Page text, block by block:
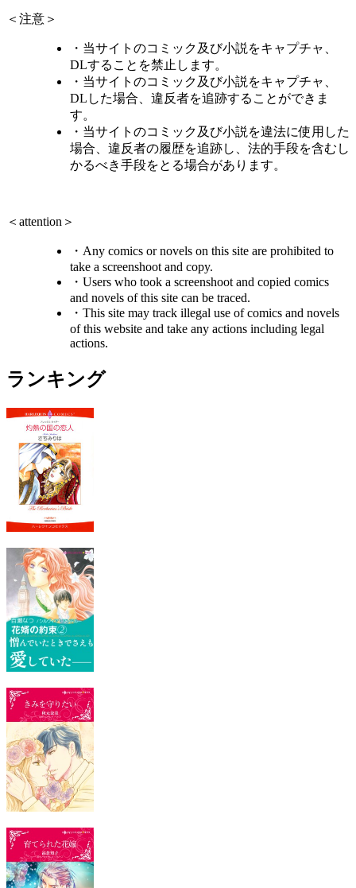
＜注意＞
・当サイトのコミック及び小説をキャプチャ、
DLすることを禁止します。
・当サイトのコミック及び小説をキャプチャ、
DLした場合、違反者を追跡することができま
す。
・当サイトのコミック及び小説を違法に使用した
場合、違反者の履歴を追跡し、法的手段を含むし
かるべき手段をとる場合があります。
＜attention＞
・Any comics or novels on this site are prohibited to
take a screenshoot and copy.
・Users who took a screenshoot and copied comics
and novels of this site can be traced.
・This site may track illegal use of comics and novels
of this website and take any actions including legal
actions.
ランキング